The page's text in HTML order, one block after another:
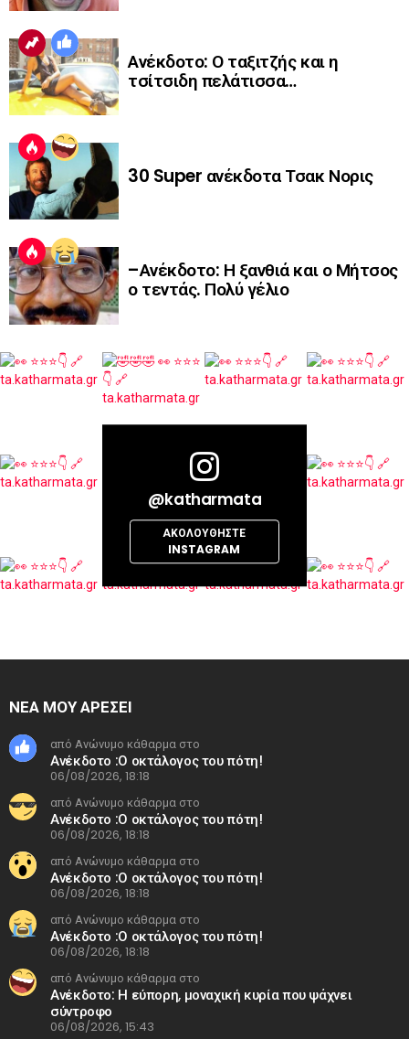
Ανέκδοτο: Ο ταξιτζής και η
τσίτσιδη πελάτισσα…
30 Super ανέκδοτα Τσακ Νορις
–Ανέκδοτο: Η ξανθιά και ο Μήτσος
ο τεντάς. Πολύ γέλιο
@katharmata
ΑΚΟΛΟΥΘΉΣΤΕ
INSTAGRAM
ΝΕΑ ΜΟΥ ΑΡΕΣΕΙ
από Ανώνυμο κάθαρμα στο
Ανέκδοτο :Ο οκτάλογος του πότη!
06/08/2026, 18:18
από Ανώνυμο κάθαρμα στο
Ανέκδοτο :Ο οκτάλογος του πότη!
06/08/2026, 18:18
από Ανώνυμο κάθαρμα στο
Ανέκδοτο :Ο οκτάλογος του πότη!
06/08/2026, 18:18
από Ανώνυμο κάθαρμα στο
Ανέκδοτο :Ο οκτάλογος του πότη!
06/08/2026, 18:18
από Ανώνυμο κάθαρμα στο
Ανέκδοτο: Η εύπορη, μοναχική κυρία που ψάχνει
σύντροφο
06/08/2026, 15:43